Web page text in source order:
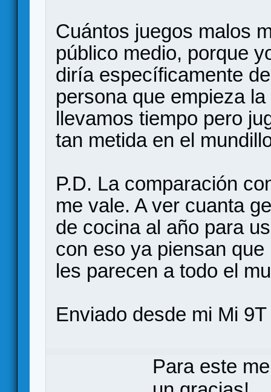
Cuántos juegos malos
público medio, porque
diría específicamente
persona que empieza
llevamos tiempo pero
tan metida en el
P.D. La comparación
me vale. A ver cuanta
de cocina al año para
con eso ya piensan
les parecen a todo el
Enviado desde mi Mi
Para este